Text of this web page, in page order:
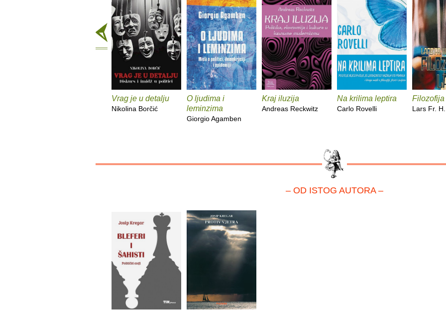
Vrag je u detalju
Nikolina Borčić
O ljudima i
leminzima
Giorgio Agamben
Kraj iluzija
Andreas Reckwitz
Na krilima leptira
Carlo Rovelli
Filozofija
Lars Fr.
– OD ISTOG AUTORA –